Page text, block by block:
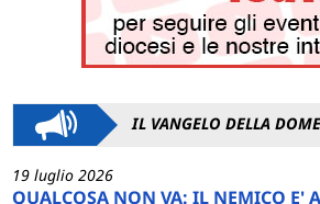
IL VANGELO DELLA
19 luglio 2026
QUALCOSA NON VA: IL NEMICO E'